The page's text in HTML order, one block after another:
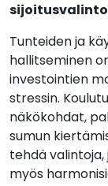
Tunteiden ja
hallitseminen
investointien
stressin.
näkökohdat,
sumun
tehdä
myös